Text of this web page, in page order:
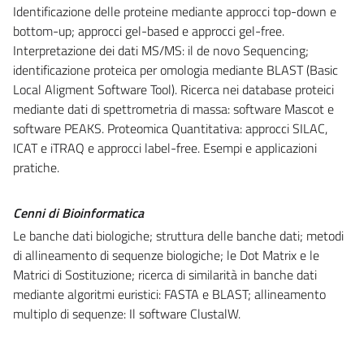
Identificazione delle proteine mediante approcci top-down e
bottom-up; approcci gel-based e approcci gel-free.
Interpretazione dei dati MS/MS: il de novo Sequencing;
identificazione proteica per omologia mediante BLAST (Basic
Local Aligment Software Tool). Ricerca nei database proteici
mediante dati di spettrometria di massa: software Mascot e
software PEAKS. Proteomica Quantitativa: approcci SILAC,
ICAT e iTRAQ e approcci label-free. Esempi e applicazioni
pratiche.
Cenni di Bioinformatica
Le banche dati biologiche; struttura delle banche dati; metodi
di allineamento di sequenze biologiche; le Dot Matrix e le
Matrici di Sostituzione; ricerca di similarità in banche dati
mediante algoritmi euristici: FASTA e BLAST; allineamento
multiplo di sequenze: Il software ClustalW.